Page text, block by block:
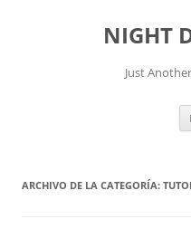
NIGHT
Just
ARCHIVO DE LA CATEGORÍA: